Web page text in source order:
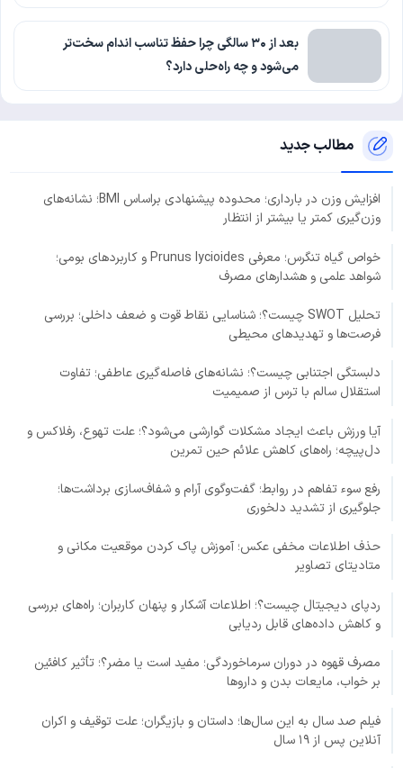
بعد از ۳۰ سالگی چرا حفظ تناسب اندام سخت‌تر
می‌شود و چه راه‌حلی دارد؟
مطالب جدید
افزایش وزن در بارداری؛ محدوده پیشنهادی براساس BMI؛ نشانه‌های
وزن‌گیری کمتر یا بیشتر از انتظار
خواص گیاه تنگرس؛ معرفی Prunus lycioides و کاربردهای بومی؛
شواهد علمی و هشدارهای مصرف
تحلیل SWOT چیست؟؛ شناسایی نقاط قوت و ضعف داخلی؛ بررسی
فرصت‌ها و تهدیدهای محیطی
دلبستگی اجتنابی چیست؟؛ نشانه‌های فاصله‌گیری عاطفی؛ تفاوت
استقلال سالم با ترس از صمیمیت
آیا ورزش باعث ایجاد مشکلات گوارشی می‌شود؟؛ علت تهوع، رفلاکس و
دل‌پیچه؛ راه‌های کاهش علائم حین تمرین
رفع سوء تفاهم در روابط؛ گفت‌وگوی آرام و شفاف‌سازی برداشت‌ها؛
جلوگیری از تشدید دلخوری
حذف اطلاعات مخفی عکس؛ آموزش پاک کردن موقعیت مکانی و
متادیتای تصاویر
ردپای دیجیتال چیست؟؛ اطلاعات آشکار و پنهان کاربران؛ راه‌های بررسی
و کاهش داده‌های قابل ردیابی
مصرف قهوه در دوران سرماخوردگی؛ مفید است یا مضر؟؛ تأثیر کافئین
بر خواب، مایعات بدن و داروها
فیلم صد سال به این سال‌ها؛ داستان و بازیگران؛ علت توقیف و اکران
آنلاین پس از ۱۹ سال